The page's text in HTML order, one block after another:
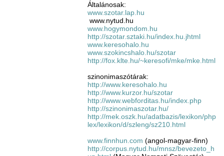
Általánosak:
www.szotar.lap.hu
www.nytud.hu
www.hogymondom.hu
http://szotar.sztaki.hu/index.hu.jhtml
www.keresohalo.hu
www.szokincshalo.hu/szotar
http://fox.klte.hu/~keresofi/mke/mke.html
szinonimaszótárak:
http://www.keresohalo.hu
http://www.kurzor.hu/szotar
http://www.webforditas.hu/index.php
http://szinonimaszotar.hu/
http://mek.oszk.hu/adatbazis/lexikon/php
lex/lexikon/d/szleng/sz210.html
www.finnhun.com (angol-magyar-finn)
http://corpus.nytud.hu/mnsz/bevezeto_h